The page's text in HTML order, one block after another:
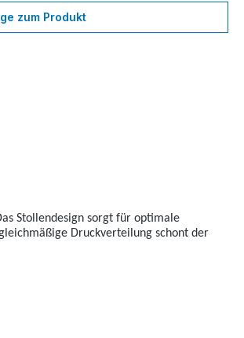
zum Produkt
Stollendesign sorgt für optimale
Druckverteilung schont der